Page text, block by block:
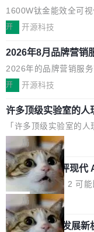
现有产品的天花板 我
刚开始觉得都挺好——
要。但用久了你会发现
东西：一个带网页上下
页面的文本，然后把文
段回答。仅此而已。
意思。比如我在一个后
个表单字段，每个字段
想...
源：为发烧级主机与
舰供电方案
1600W钛金能效全可视
继2026台北电脑展首
电源专为发烧级DIY主
造，整机长度仅16厘米
与80PLUS钛金能效；
规范，结合服务器级元
实时LCD监控屏，可充
的严苛使用需求。 澎
600PG5 AI TOP具备
机身尺寸大幅精简。整
功率段机身尺寸十分紧
巧机身有效提升市面主
开 开源科技
2026年8月品牌营销
从流量思维到品牌资
2026年的品牌营销服
的价值重构。全球全案
复合增长率达5.44%,
元。数字广告与公共
25年的8463亿美元扩
元。数字的背后是一
业化营销服务的需求从
的同时,服务商的竞争
Agency年度合辑的观察
者最近的载体,在整个
高了。全域营销服务商
开 开源科技
许多顶级实验室的人
了
「许多顶级实验室的
且他们认为 ICLR/
度宣传和欺诈。」
n 这条推文引发了广泛
话，他是说出了一个圈
破的事实。 Jordan 随
「我不认为这些会议上
或造假。问题是，作为
局
xAI 前工程师评现代
3 开源项目
Flash Attention 2 可
这句话不是来自某个
Pham 的一条推文。
的早期工程师之一，在
局
共商智能硬件发展新